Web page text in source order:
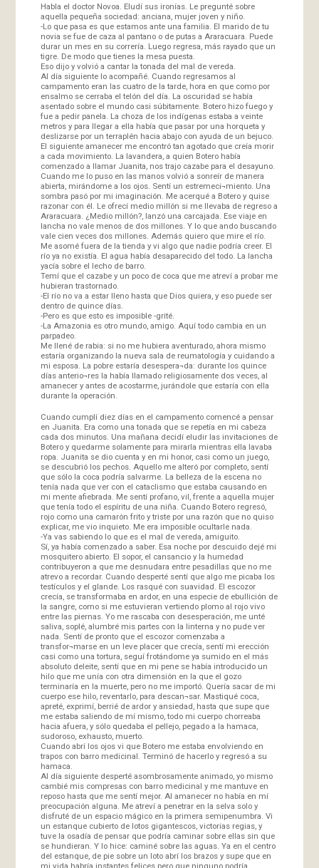
Habla el doctor Novoa. Eludí sus ironías. Le pregunté sobre
aquella pequeña sociedad: anciana, mujer joven y niño.
-Lo que pasa es que estamos ante una familia. El marido de tu
novia se fue de caza al pantano o de putas a Araracuara. Puede
durar un mes en su correría. Luego regresa, más rayado que un
tigre. De modo que tienes la mesa puesta.
Eso dijo y volvió a cantar la tonada del mal de vereda.
Al día siguiente lo acompañé. Cuando regresamos al
campamento eran las cuatro de la tarde, hora en que como por
ensalmo se cerraba el telón del día. La oscuridad se había
asentado sobre el mundo casi súbitamente. Botero hizo fuego y
fue a pedir panela. La choza de los indígenas estaba a veinte
metros y para llegar a ella había que pasar por una horqueta y
deslizarse por un terraplén hacia abajo con ayuda de un bejuco.
El siguiente amanecer me encontró tan agotado que creía morir
a cada movimiento. La lavandera, a quien Botero había
comenzado a llamar Juanita, nos trajo cazabe para el desayuno.
Cuando me lo puso en las manos volvió a sonreír de manera
abierta, mirándome a los ojos. Sentí un estremeci¬miento. Una
sombra pasó por mi imaginación. Me acerqué a Botero y quise
razonar con él. Le ofrecí medio millón si me llevaba de regreso a
Araracuara. ¿Medio millón?, lanzó una carcajada. Ese viaje en
lancha no vale menos de dos millones. Y lo que ando buscando
vale cien veces dos millones. Además quiero que mire el río.
Me asomé fuera de la tienda y vi algo que nadie podría creer. El
río ya no existía. El agua había desaparecido del todo. La lancha
yacía sobre el lecho de barro.
Temí que el cazabe y un poco de coca que me atreví a probar me
hubieran trastornado.
-El río no va a estar lleno hasta que Dios quiera, y eso puede ser
dentro de quince días.
-Pero es que esto es imposible -grité.
-La Amazonia es otro mundo, amigo. Aquí todo cambia en un
parpadeo.
Me llené de rabia: si no me hubiera aventurado, ahora mismo
estaría organizando la nueva sala de reumatología y cuidando a
mi esposa. La pobre estaría desespera¬da: durante los quince
días anterio¬res la había llamado religiosamente dos veces, al
amanecer y antes de acostarme, jurándole que estaría con ella
durante la operación.
Cuando cumplí diez días en el campamento comencé a pensar
en Juanita. Era como una tonada que se repetía en mi cabeza
cada dos minutos. Una mañana decidí eludir las invitaciones de
Botero y quedarme solamente para mirarla mientras ella lavaba
ropa. Juanita se dio cuenta y en mi honor, casi como un juego,
se descubrió los pechos. Aquello me alteró por completo, sentí
que sólo la coca podría salvarme. La belleza de la escena no
tenía nada que ver con el cataclismo que estaba causando en
mi mente afiebrada. Me sentí profano, vil, frente a aquella mujer
que tenía todo el espíritu de una niña. Cuando Botero regresó,
rojo como una camarón frito y triste por una razón que no quiso
explicar, me vio inquieto. Me era imposible ocultarle nada.
-Ya vas sabiendo lo que es el mal de vereda, amiguito.
Sí, ya había comenzado a saber. Esa noche por descuido dejé mi
mosquitero abierto. El sopor, el cansancio y la humedad
contribuyeron a que me desnudara entre pesadillas que no me
atrevo a recordar. Cuando desperté sentí que algo me picaba los
testículos y el glande. Los rasqué con suavidad. El escozor
crecía, se transformaba en ardor, en una especie de ebullición de
la sangre, como si me estuvieran vertiendo plomo al rojo vivo
entre las piernas. Yo me rascaba con desesperación, me unté
saliva, soplé, alumbré mis partes con la linterna y no pude ver
nada. Sentí de pronto que el escozor comenzaba a
transfor¬marse en un leve placer que crecía, sentí mi erección
casi como una tortura, seguí frotándome ya sumido en el más
absoluto deleite, sentí que en mi pene se había introducido un
hilo que me unía con otra dimensión en la que el gozo
terminaría en la muerte, pero no me importó. Quería sacar de mi
cuerpo ese hilo, reventarlo, para descan¬sar. Mastiqué coca,
apreté, exprimí, berrié de ardor y ansiedad, hasta que supe que
me estaba saliendo de mí mismo, todo mi cuerpo chorreaba
hacia afuera, y sólo quedaba el pellejo, pegado a la hamaca,
sudoroso, exhausto, muerto.
Cuando abrí los ojos vi que Botero me estaba envolviendo en
trapos con barro medicinal. Terminó de hacerlo y regresó a su
hamaca.
Al día siguiente desperté asombrosamente animado, yo mismo
cambié mis compresas con barro medicinal y me mantuve en
reposo hasta que me sentí mejor. Al amanecer no había en mí
preocupación alguna. Me atreví a penetrar en la selva solo y
disfruté de un espacio mágico en la primera semipenumbra. Vi
un estanque cubierto de lotos gigantescos, victorias regias, y
tuve la osadía de pensar que podría caminar sobre ellas sin que
se hundieran. Y lo hice: caminé sobre las aguas. Ya en el centro
del estanque, de pie sobre un loto abrí los brazos y supe que en
mi vida habría instantes felices pero que ninguno podría